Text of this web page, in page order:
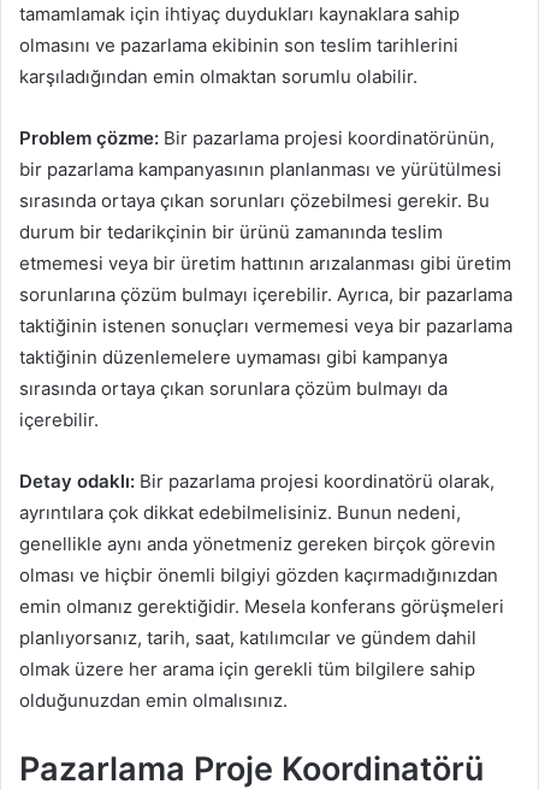
tamamlamak için ihtiyaç duydukları kaynaklara sahip
olmasını ve pazarlama ekibinin son teslim tarihlerini
karşıladığından emin olmaktan sorumlu olabilir.
Problem çözme: Bir pazarlama projesi koordinatörünün,
bir pazarlama kampanyasının planlanması ve yürütülmesi
sırasında ortaya çıkan sorunları çözebilmesi gerekir. Bu
durum bir tedarikçinin bir ürünü zamanında teslim
etmemesi veya bir üretim hattının arızalanması gibi üretim
sorunlarına çözüm bulmayı içerebilir. Ayrıca, bir pazarlama
taktiğinin istenen sonuçları vermemesi veya bir pazarlama
taktiğinin düzenlemelere uymaması gibi kampanya
sırasında ortaya çıkan sorunlara çözüm bulmayı da
içerebilir.
Detay odaklı: Bir pazarlama projesi koordinatörü olarak,
ayrıntılara çok dikkat edebilmelisiniz. Bunun nedeni,
genellikle aynı anda yönetmeniz gereken birçok görevin
olması ve hiçbir önemli bilgiyi gözden kaçırmadığınızdan
emin olmanız gerektiğidir. Mesela konferans görüşmeleri
planlıyorsanız, tarih, saat, katılımcılar ve gündem dahil
olmak üzere her arama için gerekli tüm bilgilere sahip
olduğunuzdan emin olmalısınız.
Pazarlama Proje Koordinatörü